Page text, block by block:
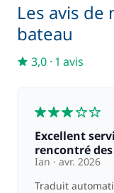
Filet de sécurité
Paddle
Rachat de
Skipper (repas
Les avis de
bateau
3,0 · 1 avis
Excellent service lorsque nous avons
rencontré
Ian
avr. 2026
Traduit